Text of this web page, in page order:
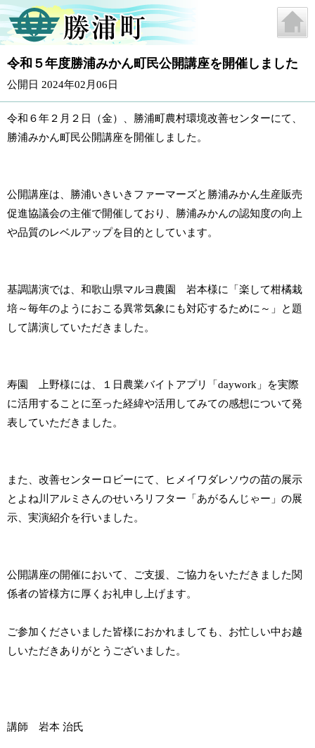
令和５年度勝浦みかん町民公開講座を開催しました
公開日 2024年02月06日
令和６年２月２日（金）、勝浦町農村環境改善センターにて、
勝浦みかん町民公開講座を開催しました。
公開講座は、勝浦いきいきファーマーズと勝浦みかん生産販売
促進協議会の主催で開催しており、勝浦みかんの認知度の向上
や品質のレベルアップを目的としています。
基調講演では、和歌山県マルヨ農園 岩本様に「楽して柑橘栽
培～毎年のようにおこる異常気象にも対応するために～」と題
して講演していただきました。
寿園 上野様には、１日農業バイトアプリ「daywork」を実際
に活用することに至った経緯や活用してみての感想について発
表していただきました。
また、改善センターロビーにて、ヒメイワダレソウの苗の展示
とよね川アルミさんのせいろリフター「あがるんじゃー」の展
示、実演紹介を行いました。
公開講座の開催において、ご支援、ご協力をいただきました関
係者の皆様方に厚くお礼申し上げます。
ご参加くださいました皆様におかれましても、お忙しい中お越
しいただきありがとうございました。
講師 岩本 治氏